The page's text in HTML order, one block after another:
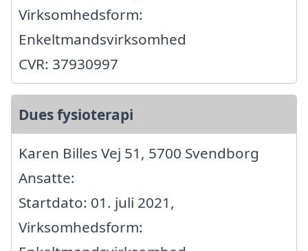
Virksomhedsform:
Enkeltmandsvirksomhed
CVR: 37930997
Dues fysioterapi
Karen Billes Vej 51, 5700 Svendborg
Ansatte:
Startdato: 01. juli 2021,
Virksomhedsform: